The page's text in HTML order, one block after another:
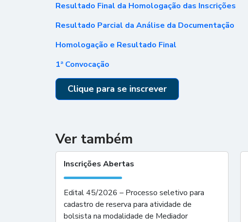
Resultado Final da Homologação das Inscrições
Resultado Parcial da Análise da Documentação
Homologação e Resultado Final
1ª Convocação
Clique para se inscrever
Ver também
Inscrições Abertas
Edital 45/2026 – Processo seletivo para
cadastro de reserva para atividade de
bolsista na modalidade de Mediador